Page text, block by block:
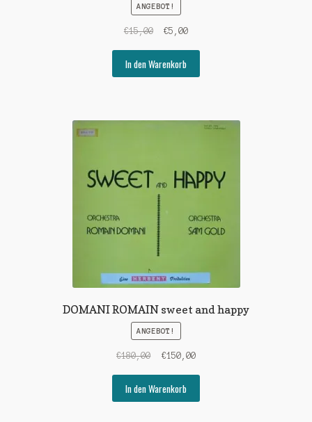
ANGEBOT!
€15,00
Ursprünglicher
war:
€15,00
€5,00Aktueller
€5,00.
In den Warenkorb
DOMANI ROMAIN sweet and happy
ANGEBOT!
€180,00
Ursprünglicher
war:
€180,00
€150,00Aktueller
€150,00.
In den Warenkorb